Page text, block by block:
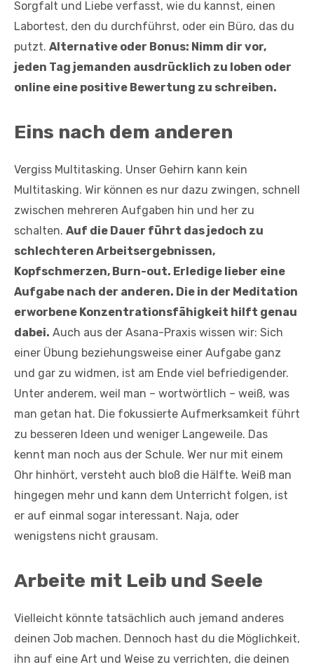
Sorgfalt und Liebe verfasst, wie du kannst, einen
Labortest, den du durchführst, oder ein Büro, das du
putzt. Alternative oder Bonus: Nimm dir vor,
jeden Tag jemanden ausdrücklich zu loben oder
online eine positive Bewertung zu schreiben.
Eins nach dem anderen
Vergiss Multitasking. Unser Gehirn kann kein
Multitasking. Wir können es nur dazu zwingen, schnell
zwischen mehreren Aufgaben hin und her zu
schalten. Auf die Dauer führt das jedoch zu
schlechteren Arbeitsergebnissen,
Kopfschmerzen, Burn-out. Erledige lieber eine
Aufgabe nach der anderen. Die in der Meditation
erworbene Konzentrationsfähigkeit hilft genau
dabei. Auch aus der Asana-Praxis wissen wir: Sich
einer Übung beziehungsweise einer Aufgabe ganz
und gar zu widmen, ist am Ende viel befriedigender.
Unter anderem, weil man – wortwörtlich – weiß, was
man getan hat. Die fokussierte Aufmerksamkeit führt
zu besseren Ideen und weniger Langeweile. Das
kennt man noch aus der Schule. Wer nur mit einem
Ohr hinhört, versteht auch bloß die Hälfte. Weiß man
hingegen mehr und kann dem Unterricht folgen, ist
er auf einmal sogar interessant. Naja, oder
wenigstens nicht grausam.
Arbeite mit Leib und Seele
Vielleicht könnte tatsächlich auch jemand anderes
deinen Job machen. Dennoch hast du die Möglichkeit,
ihn auf eine Art und Weise zu verrichten, die deinen